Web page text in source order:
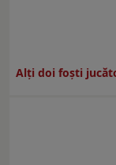
Alți doi foști